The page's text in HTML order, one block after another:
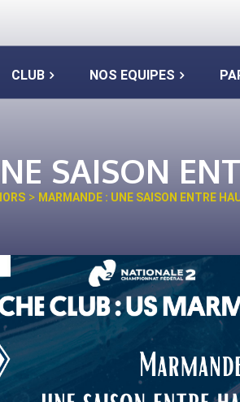
CLUB NOS EQUIPES
SAISON
> MARMANDE : UNE SAISON ENTRE